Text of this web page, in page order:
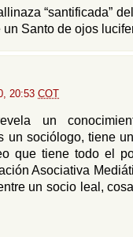
“santificada”
Santo de ojos
20:53 COT
un
un sociólogo, tiene
que tiene todo el
Asociativa
un socio leal,